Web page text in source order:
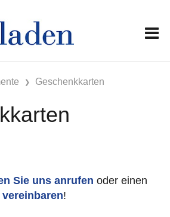
Geschenkkarten
Sie uns anrufen oder einen
!